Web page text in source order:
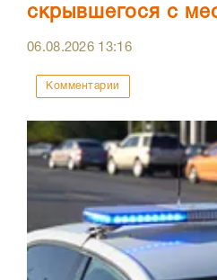
скрывшегося с
06.08.2026 13:16
Комментарии